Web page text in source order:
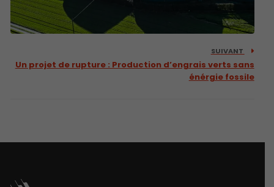
SUIVANT
Un projet de rupture : Production d’engrais verts sans
énérgie fossile